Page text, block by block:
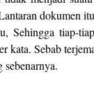
dokumen
Sehingga tiap-
kata. Sebab
sebenarnya.